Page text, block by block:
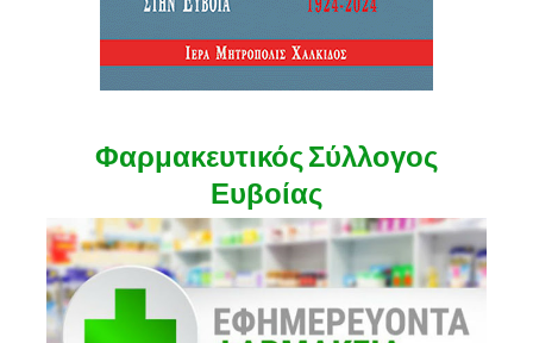
Φαρμακευτικός Σύλλογος
Ευβοίας